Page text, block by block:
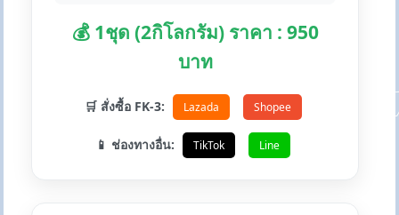
💰 1ชุด (2กิโลกรัม) ราคา : 950
บาท
🛒 สั่งซื้อ FK-3: Lazada Shopee
📱 ช่องทางอื่น: TikTok Line